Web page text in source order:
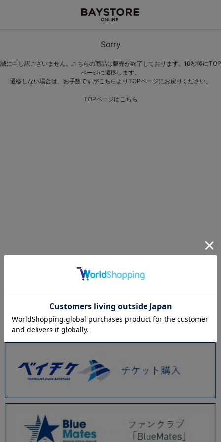
Sorry
誠に申し訳ございません。こちらの商品は販売が終了しております。10秒後にTOP
ページに遷移します。
遷移しない場合は、お手数ですがこちらよりTOPページにお戻りください。
TOPページはこちら